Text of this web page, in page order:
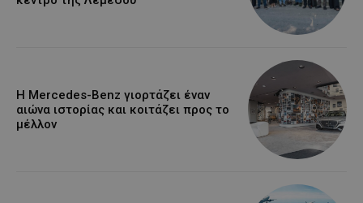
Η Mercedes-Benz γιορτάζει έναν
αιώνα ιστορίας και κοιτάζει προς το
μέλλον